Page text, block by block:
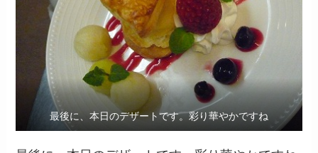
最後に、本日のデザートです。彩り華やかですね